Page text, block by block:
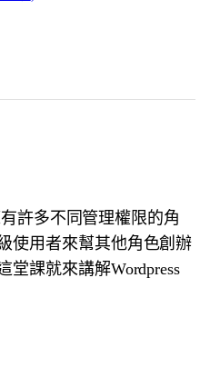
許多不同管理權限的角
使用者來幫其他角色創辦
堂課就來講解Wordpress